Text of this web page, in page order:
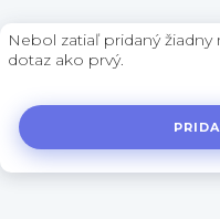
Nebol zatiaľ pridaný
dotaz ako prvý.